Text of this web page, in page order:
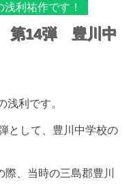
利祐作です！
第14弾 豊川中
浅利です。
として、豊川中学校の
、当時の三島郡豊川